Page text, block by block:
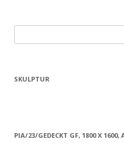
nach:
SKULPTUR
PIA/23/GEDECKT GF, 1800 X 1600,